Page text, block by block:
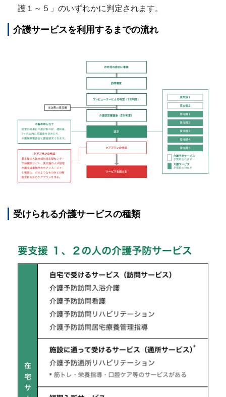
護１～５」のいずれかに判定されます。
介護サービスを利用するまでの流れ
受けられる介護サービスの種類